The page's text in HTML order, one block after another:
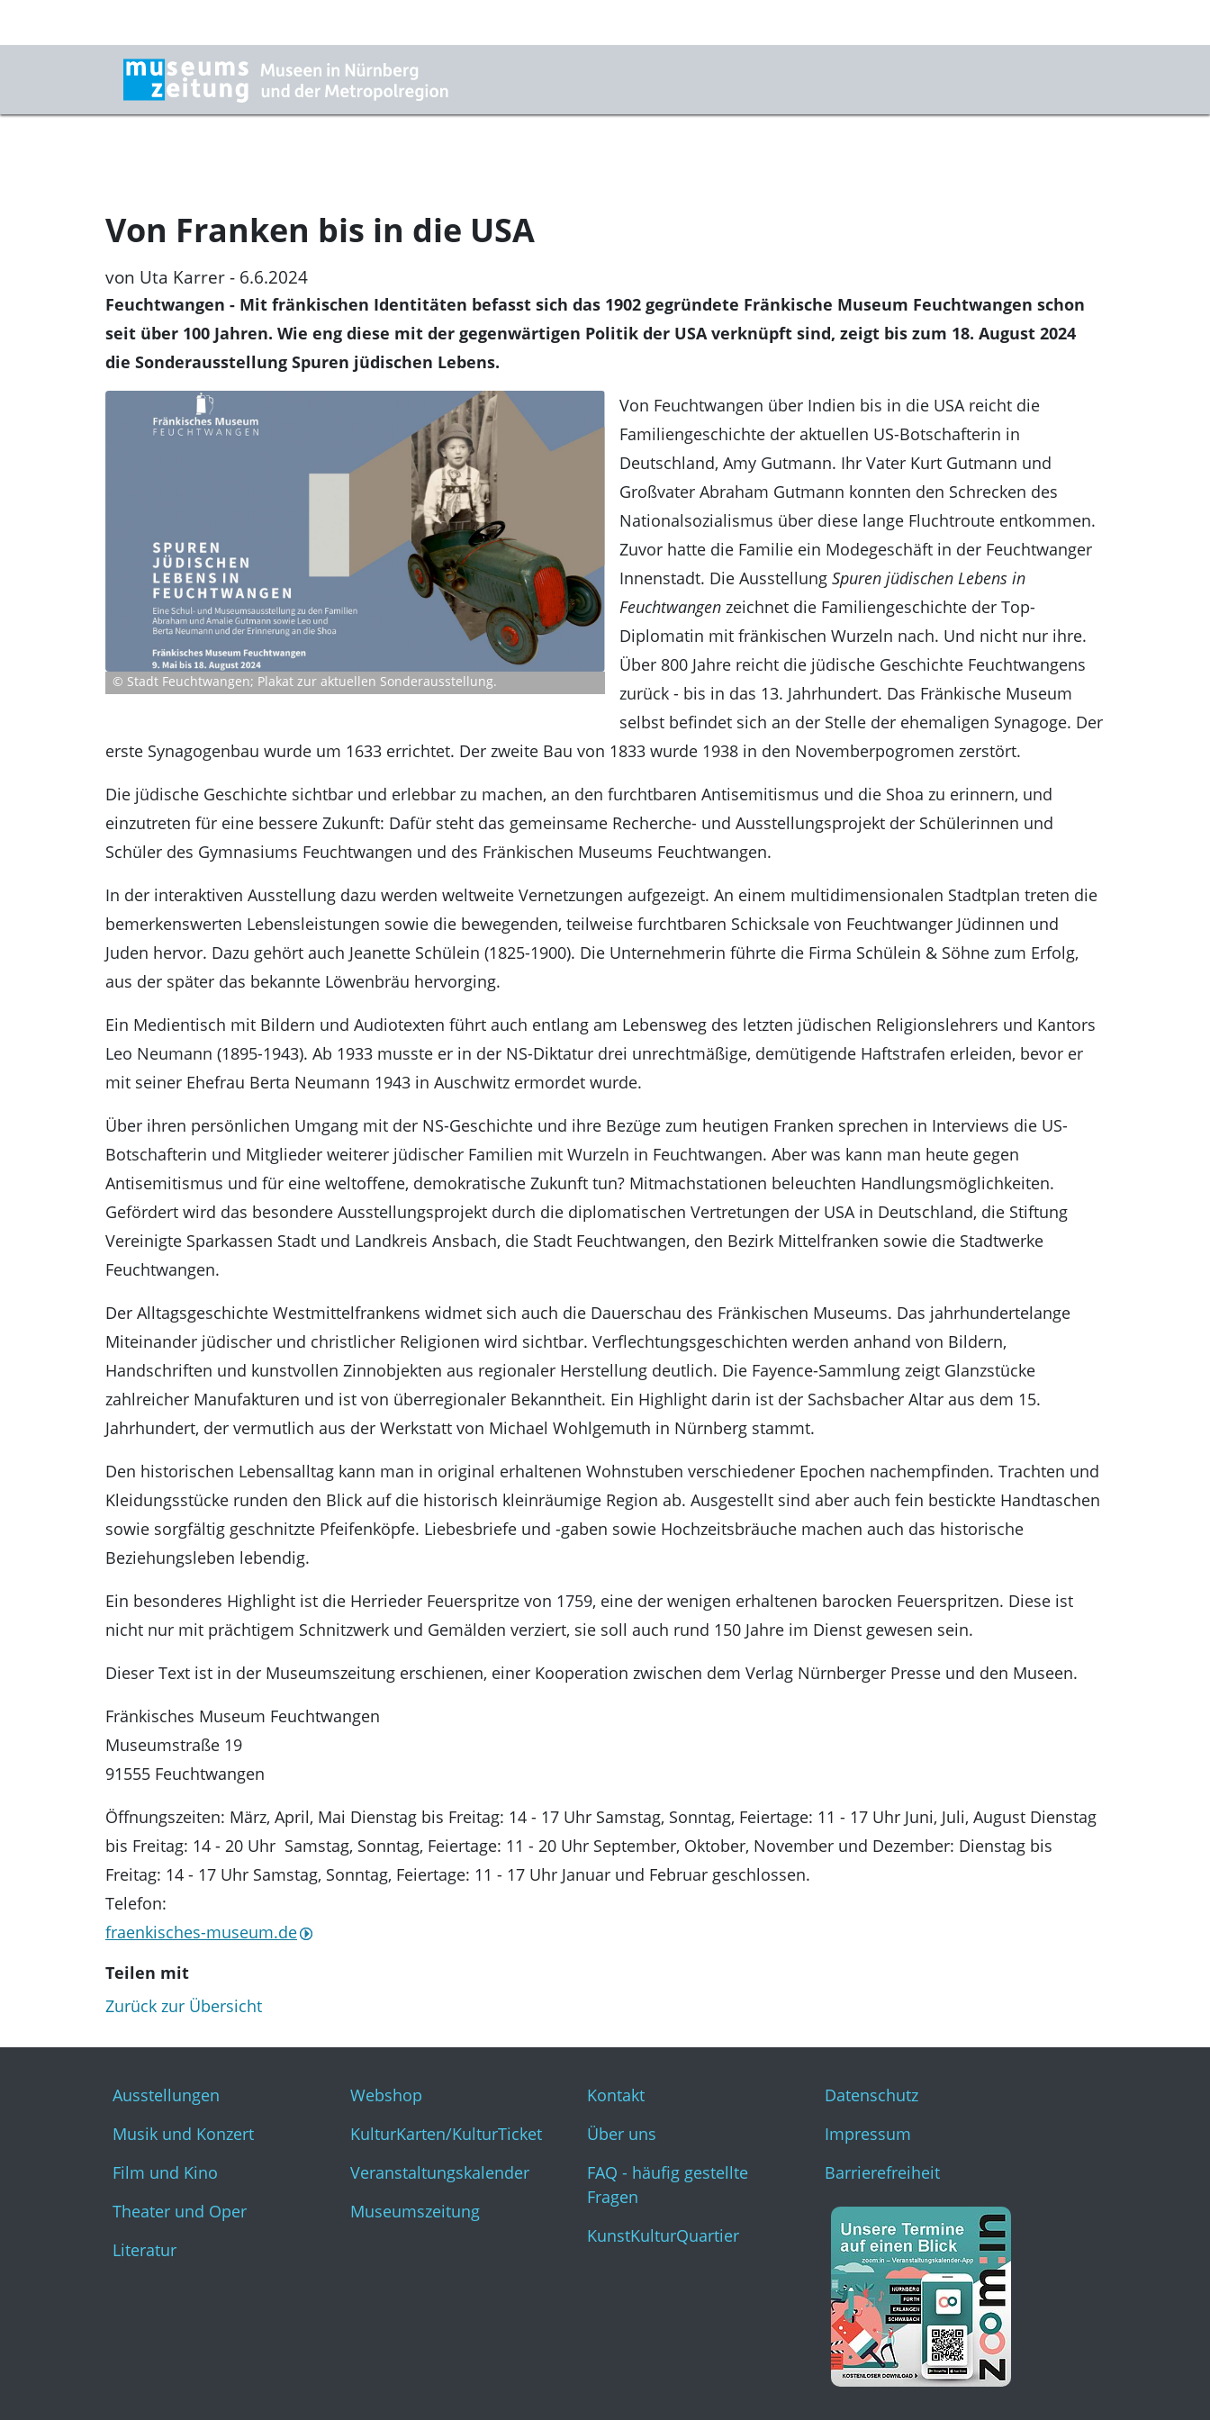
Von Franken bis in die USA
von Uta Karrer - 6.6.2024
Feuchtwangen - Mit fränkischen Identitäten befasst sich das 1902 gegründete Fränkische Museum Feuchtwangen schon
seit über 100 Jahren. Wie eng diese mit der gegenwärtigen Politik der USA verknüpft sind, zeigt bis zum 18. August 2024
die Sonderausstellung Spuren jüdischen Lebens.
© Stadt Feuchtwangen; Plakat zur aktuellen Sonderausstellung.
Von Feuchtwangen über Indien bis in die USA reicht die
Familiengeschichte der aktuellen US-Botschafterin in
Deutschland, Amy Gutmann. Ihr Vater Kurt Gutmann und
Großvater Abraham Gutmann konnten den Schrecken des
Nationalsozialismus über diese lange Fluchtroute entkommen.
Zuvor hatte die Familie ein Modegeschäft in der Feuchtwanger
Innenstadt. Die Ausstellung Spuren jüdischen Lebens in
Feuchtwangen zeichnet die Familiengeschichte der Top-
Diplomatin mit fränkischen Wurzeln nach. Und nicht nur ihre.
Über 800 Jahre reicht die jüdische Geschichte Feuchtwangens
zurück - bis in das 13. Jahrhundert. Das Fränkische Museum
selbst befindet sich an der Stelle der ehemaligen Synagoge. Der
erste Synagogenbau wurde um 1633 errichtet. Der zweite Bau von 1833 wurde 1938 in den Novemberpogromen zerstört.
Die jüdische Geschichte sichtbar und erlebbar zu machen, an den furchtbaren Antisemitismus und die Shoa zu erinnern, und
einzutreten für eine bessere Zukunft: Dafür steht das gemeinsame Recherche- und Ausstellungsprojekt der Schülerinnen und
Schüler des Gymnasiums Feuchtwangen und des Fränkischen Museums Feuchtwangen.
In der interaktiven Ausstellung dazu werden weltweite Vernetzungen aufgezeigt. An einem multidimensionalen Stadtplan treten die
bemerkenswerten Lebensleistungen sowie die bewegenden, teilweise furchtbaren Schicksale von Feuchtwanger Jüdinnen und
Juden hervor. Dazu gehört auch Jeanette Schülein (1825-1900). Die Unternehmerin führte die Firma Schülein & Söhne zum Erfolg,
aus der später das bekannte Löwenbräu hervorging.
Ein Medientisch mit Bildern und Audiotexten führt auch entlang am Lebensweg des letzten jüdischen Religionslehrers und Kantors
Leo Neumann (1895-1943). Ab 1933 musste er in der NS-Diktatur drei unrechtmäßige, demütigende Haftstrafen erleiden, bevor er
mit seiner Ehefrau Berta Neumann 1943 in Auschwitz ermordet wurde.
Über ihren persönlichen Umgang mit der NS-Geschichte und ihre Bezüge zum heutigen Franken sprechen in Interviews die US-
Botschafterin und Mitglieder weiterer jüdischer Familien mit Wurzeln in Feuchtwangen. Aber was kann man heute gegen
Antisemitismus und für eine weltoffene, demokratische Zukunft tun? Mitmachstationen beleuchten Handlungsmöglichkeiten.
Gefördert wird das besondere Ausstellungsprojekt durch die diplomatischen Vertretungen der USA in Deutschland, die Stiftung
Vereinigte Sparkassen Stadt und Landkreis Ansbach, die Stadt Feuchtwangen, den Bezirk Mittelfranken sowie die Stadtwerke
Feuchtwangen.
Der Alltagsgeschichte Westmittelfrankens widmet sich auch die Dauerschau des Fränkischen Museums. Das jahrhundertelange
Miteinander jüdischer und christlicher Religionen wird sichtbar. Verflechtungsgeschichten werden anhand von Bildern,
Handschriften und kunstvollen Zinnobjekten aus regionaler Herstellung deutlich. Die Fayence-Sammlung zeigt Glanzstücke
zahlreicher Manufakturen und ist von überregionaler Bekanntheit. Ein Highlight darin ist der Sachsbacher Altar aus dem 15.
Jahrhundert, der vermutlich aus der Werkstatt von Michael Wohlgemuth in Nürnberg stammt.
Den historischen Lebensalltag kann man in original erhaltenen Wohnstuben verschiedener Epochen nachempfinden. Trachten und
Kleidungsstücke runden den Blick auf die historisch kleinräumige Region ab. Ausgestellt sind aber auch fein bestickte Handtaschen
sowie sorgfältig geschnitzte Pfeifenköpfe. Liebesbriefe und -gaben sowie Hochzeitsbräuche machen auch das historische
Beziehungsleben lebendig.
Ein besonderes Highlight ist die Herrieder Feuerspritze von 1759, eine der wenigen erhaltenen barocken Feuerspritzen. Diese ist
nicht nur mit prächtigem Schnitzwerk und Gemälden verziert, sie soll auch rund 150 Jahre im Dienst gewesen sein.
Dieser Text ist in der Museumszeitung erschienen, einer Kooperation zwischen dem Verlag Nürnberger Presse und den Museen.
Fränkisches Museum Feuchtwangen
Museumstraße 19
91555 Feuchtwangen
Öffnungszeiten: März, April, Mai Dienstag bis Freitag: 14 - 17 Uhr Samstag, Sonntag, Feiertage: 11 - 17 Uhr Juni, Juli, August Dienstag
bis Freitag: 14 - 20 Uhr Samstag, Sonntag, Feiertage: 11 - 20 Uhr September, Oktober, November und Dezember: Dienstag bis
Freitag: 14 - 17 Uhr Samstag, Sonntag, Feiertage: 11 - 17 Uhr Januar und Februar geschlossen.
Telefon:
fraenkisches-museum.de
Teilen mit
Zurück zur Übersicht
Ausstellungen
Musik und Konzert
Film und Kino
Theater und Oper
Literatur
Webshop
KulturKarten/KulturTicket
Veranstaltungskalender
Museumszeitung
Kontakt
Über uns
FAQ - häufig gestellte
Fragen
KunstKulturQuartier
Datenschutz
Impressum
Barrierefreiheit